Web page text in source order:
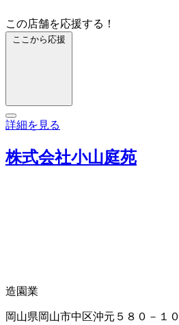
この店舗を応援する！
ここから応援
詳細を見る
株式会社小山庭苑
造園業
岡山県岡山市中区沖元５８０－１０